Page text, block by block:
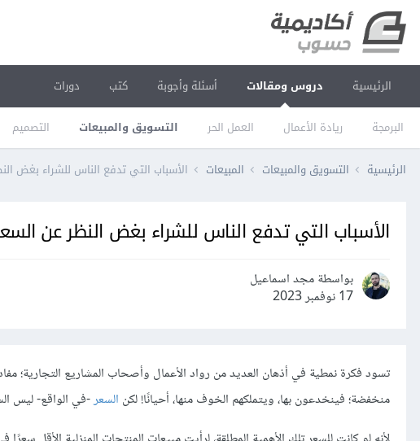
الرئيسية دروس ومقالات
البرمجة ريادة الأعمال العمل الحر التسويق والمبيعات التصميم
أسئلة وأجوبة كتب دورات
الرئيسية التسويق والمبيعات المبيعات الأسباب التي تدفع الناس للشراء بغض
الأسباب التي تدفع الناس للشراء بغض النظر عن
بواسطة مجد اسماعيل
17 نوفمبر 2023
تسود فكرة نمطية في أذهان العديد من رواد الأعمال وأصحاب المشاريع التجارية؛
منخفضة؛ فينخدعون بها، ويتملكهم الخوف منها، أحيانًا! لكن السعر-في الواقع- ليس